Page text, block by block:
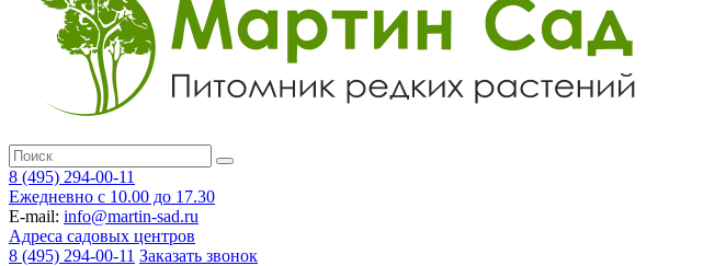
8 (495) 294-00-11
Ежедневно с 10.00 до 17.30
E-mail: info@martin-sad.ru
Адреса садовых центров
8 (495) 294-00-11 Заказать звонок